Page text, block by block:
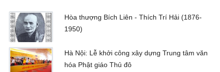
Hòa thượng Bích Liên - Thích Trí Hải (1876-
1950)
Hà Nội: Lễ khởi công xây dựng Trung tâm văn
hóa Phật giáo Thủ đô